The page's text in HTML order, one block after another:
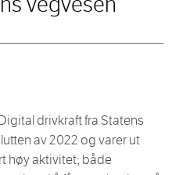
drivkraft fra Statens
av 2022 og varer ut
høy aktivitet; både